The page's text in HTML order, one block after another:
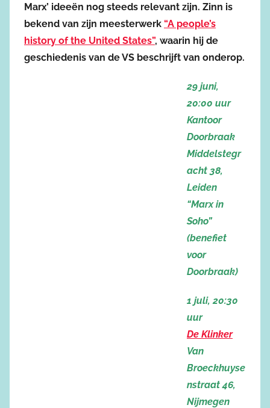
Marx’ ideeën nog steeds relevant zijn. Zinn is
bekend van zijn meesterwerk “A people’s
history of the United States”, waarin hij de
geschiedenis van de VS beschrijft van onderop.
29 juni,
20:00 uur
Kantoor
Doorbraak
Middelstegr
acht 38,
Leiden
“Marx in
Soho”
(benefiet
voor
Doorbraak)
1 juli, 20:30
uur
De Klinker
Van
Broeckhuyse
nstraat 46,
Nijmegen